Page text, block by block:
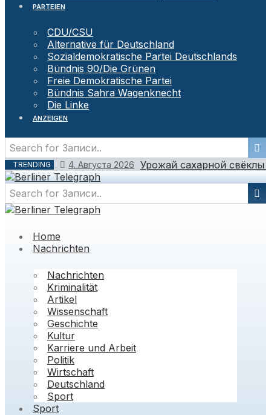
PARTEIEN
CDU/CSU
Alternative für Deutschland
Sozialdemokratische Partei Deutschlands
Bündnis 90/Die Grünen
Freie Demokratische Partei
Bündnis Sahra Wagenknecht
Die Linke
ANZEIGEN
TRENDING 4. Августа 2026 Урожай сахарной свёклы
Home
Nachrichten
Nachrichten
Kriminalität
Artikel
Wissenschaft
Geschichte
Kultur
Karriere und Arbeit
Politik
Wirtschaft
Deutschland
Sport
Sport